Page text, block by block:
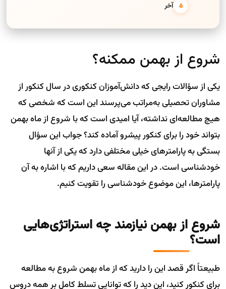
حرف آخر
شروع از بهمن ممکنه؟
یکی از سؤالات رایجی که دانش‌آموزان کنکوری در سال کنکور از
مشاوران تحصیلی به‌مراتب می‌پرسند این است که شخصی که
هیچ مطالعه‌ای نداشته، آیا امیدی است که با شروع از ماه بهمن
بتواند خود را برای کنکور پیشرو آماده کند؟ جواب این سؤال
بستگی به پارامترهای خیلی مختلفی دارد که یکی از آنها
خودشناسی است. در این مقاله سعی داریم که با اشاره به آن
پارامترها، این موضوع خودشناسی را تقویت کنیم.
شروع از بهمن نیازمند چه استراتژی‌هایی
است؟
طبیعتاً اگر قصد این را دارید که از ماه بهمن شروع به مطالعه
برای کنکور کنید، این دید را که توانایی تسلط کامل بر همه دروس